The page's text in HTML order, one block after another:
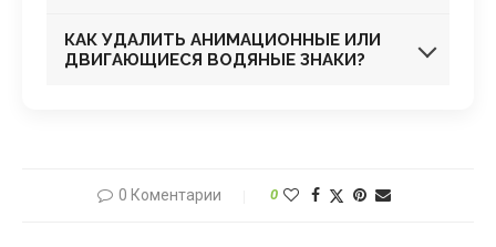
КАК УДАЛИТЬ АНИМАЦИОННЫЕ ИЛИ
ДВИГАЮЩИЕСЯ ВОДЯНЫЕ ЗНАКИ?
0 Коментарии 0